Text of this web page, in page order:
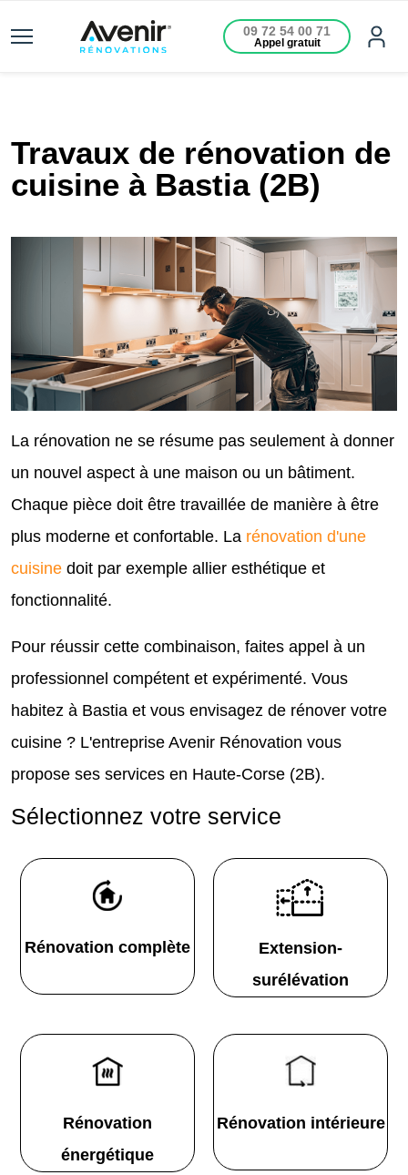
09 72 54 00 71
Appel gratuit
Travaux de rénovation de
cuisine à Bastia (2B)
La rénovation ne se résume pas seulement à donner
un nouvel aspect à une maison ou un bâtiment.
Chaque pièce doit être travaillée de manière à être
plus moderne et confortable. La rénovation d'une
cuisine doit par exemple allier esthétique et
fonctionnalité.
Pour réussir cette combinaison, faites appel à un
professionnel compétent et expérimenté. Vous
habitez à Bastia et vous envisagez de rénover votre
cuisine ? L'entreprise Avenir Rénovation vous
propose ses services en Haute-Corse (2B).
Sélectionnez votre service
Rénovation complète
Extension-
surélévation
Rénovation
énergétique
Rénovation intérieure